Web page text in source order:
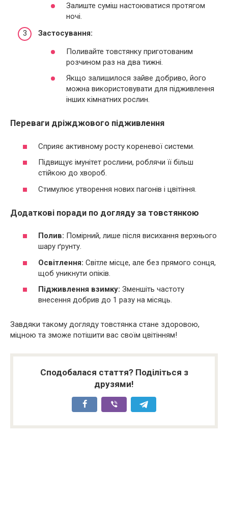
Залиште суміш настоюватися протягом
ночі.
Застосування:
Поливайте товстянку приготованим
розчином раз на два тижні.
Якщо залишилося зайве добриво, його
можна використовувати для підживлення
інших кімнатних рослин.
Переваги дріжджового підживлення
Сприяє активному росту кореневої системи.
Підвищує імунітет рослини, роблячи її більш
стійкою до хвороб.
Стимулює утворення нових пагонів і цвітіння.
Додаткові поради по догляду за товстянкою
Полив: Помірний, лише після висихання верхнього
шару ґрунту.
Освітлення: Світле місце, але без прямого сонця,
щоб уникнути опіків.
Підживлення взимку: Зменшіть частоту
внесення добрив до 1 разу на місяць.
Завдяки такому догляду товстянка стане здоровою,
міцною та зможе потішити вас своїм цвітінням!
Сподобалася стаття? Поділіться з
друзями!